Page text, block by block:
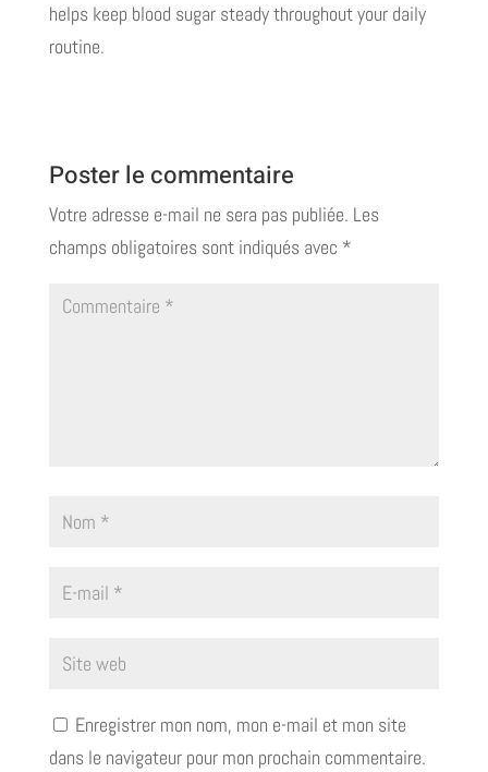
helps keep blood sugar steady throughout your daily
routine.
Poster le commentaire
Votre adresse e-mail ne sera pas publiée. Les
champs obligatoires sont indiqués avec *
Enregistrer mon nom, mon e-mail et mon site
dans le navigateur pour mon prochain commentaire.